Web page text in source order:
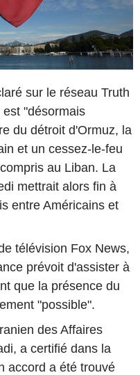
sur le réseau Truth
"désormais
du détroit d'Ormuz, la
et un cessez-le-feu
au Liban. La
mettrait alors fin à
entre Américains et
télévision Fox News,
prévoit d'assister à
que la présence du
"possible".
des Affaires
a certifié dans la
accord a été trouvé